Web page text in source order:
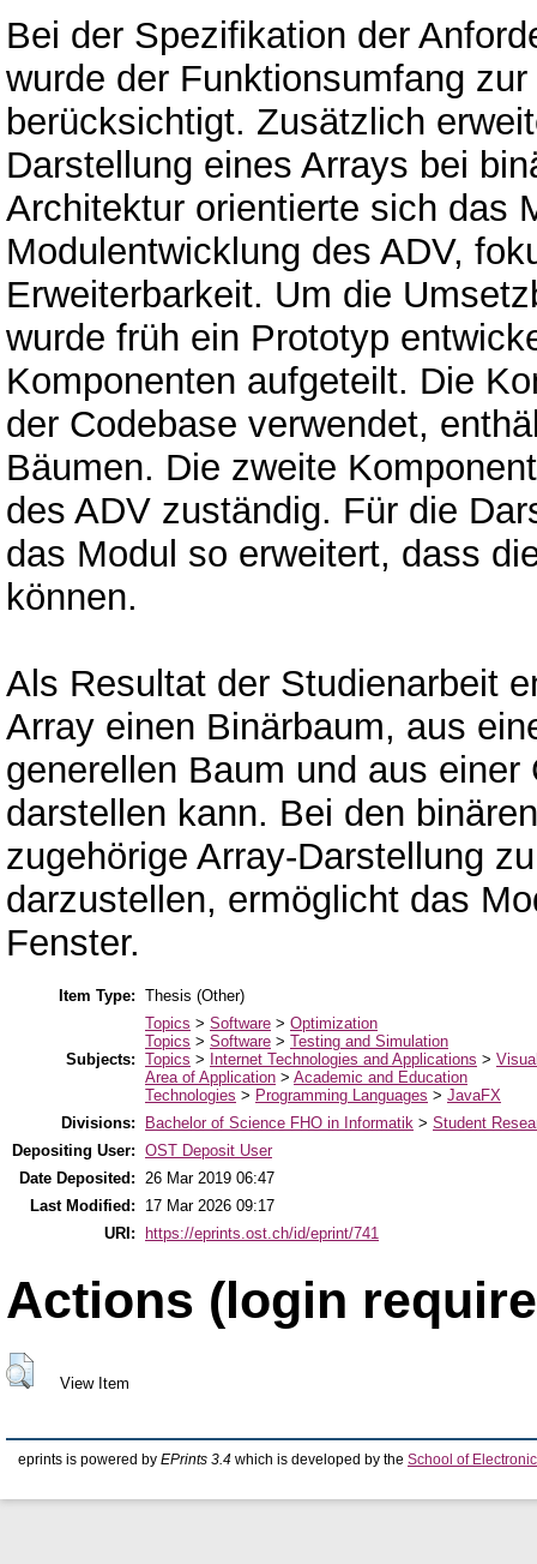
Bei der Spezifikation der
wurde der Funktionsumfang
berücksichtigt. Zusätzlich
Darstellung eines Arrays bei
Architektur orientierte sich das
Modulentwicklung des ADV,
Erweiterbarkeit. Um die
wurde früh ein Prototyp
Komponenten aufgeteilt. Die
der Codebase verwendet,
Bäumen. Die zweite
des ADV zuständig. Für die
das Modul so erweitert, dass
können.
Als Resultat der Studienarbeit
Array einen Binärbaum, aus
generellen Baum und aus
darstellen kann. Bei den
zugehörige Array-Darstellung
darzustellen, ermöglicht das
Fenster.
Item Type: Thesis (Other)
Subjects:
Topics > Software > Optimization
Topics > Software > Testing and Simulation
Topics > Internet Technologies and Applications >
Area of Application > Academic and Education
Technologies > Programming Languages > JavaFX
Divisions:
Bachelor of Science FHO in Informatik > Student
Depositing User: OST Deposit User
Date Deposited: 26 Mar 2019 06:47
Last Modified:
17 Mar 2026 09:17
URI:
https://eprints.ost.ch/id/eprint/741
Actions (login
View Item
eprints is powered by EPrints 3.4 which is developed by the School of